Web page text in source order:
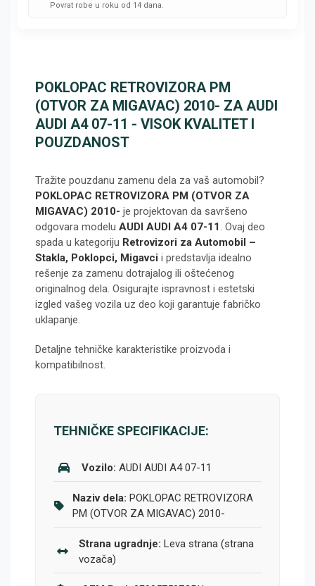
Povrat robe u roku od 14 dana.
POKLOPAC RETROVIZORA PM
(OTVOR ZA MIGAVAC) 2010- ZA AUDI
AUDI A4 07-11 - VISOK KVALITET I
POUZDANOST
Tražite pouzdanu zamenu dela za vaš automobil?
POKLOPAC RETROVIZORA PM (OTVOR ZA
MIGAVAC) 2010- je projektovan da savršeno
odgovara modelu AUDI AUDI A4 07-11. Ovaj deo
spada u kategoriju Retrovizori za Automobil –
Stakla, Poklopci, Migavci i predstavlja idealno
rešenje za zamenu dotrajalog ili oštećenog
originalnog dela. Osigurajte ispravnost i estetski
izgled vašeg vozila uz deo koji garantuje fabričko
uklapanje.
Detaljne tehničke karakteristike proizvoda i
kompatibilnost.
TEHNIČKE SPECIFIKACIJE:
Vozilo: AUDI AUDI A4 07-11
Naziv dela: POKLOPAC RETROVIZORA
PM (OTVOR ZA MIGAVAC) 2010-
Strana ugradnje: Leva strana (strana
vozača)